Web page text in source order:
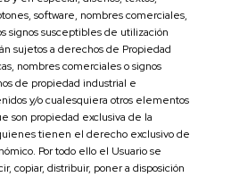
software, nombres comerciales,
signos susceptibles de utilización
sujetos a derechos de Propiedad
nombres comerciales o signos
de propiedad industrial e
y/o cualesquiera otros elementos
son propiedad exclusiva de la
tienen el derecho exclusivo de
Por todo ello el Usuario se
copiar, distribuir, poner a disposición